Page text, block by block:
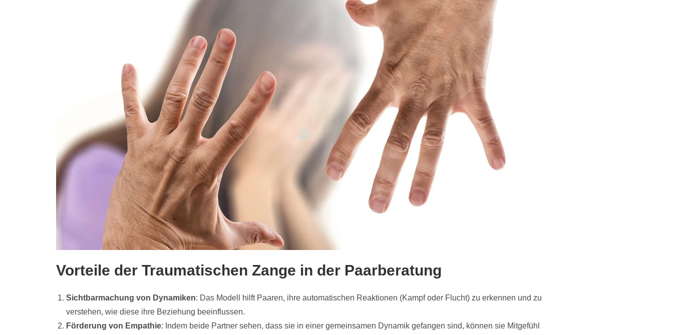
Vorteile der Traumatischen Zange in der Paarberatung
Sichtbarmachung von Dynamiken: Das Modell hilft Paaren, ihre automatischen Reaktionen (Kampf oder Flucht) zu erkennen und zu
verstehen, wie diese ihre Beziehung beeinflussen.
Förderung von Empathie: Indem beide Partner sehen, dass sie in einer gemeinsamen Dynamik gefangen sind, können sie Mitgefühl